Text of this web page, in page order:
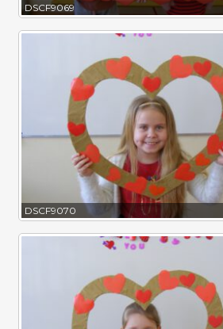
DSCF9069
DSCF9070